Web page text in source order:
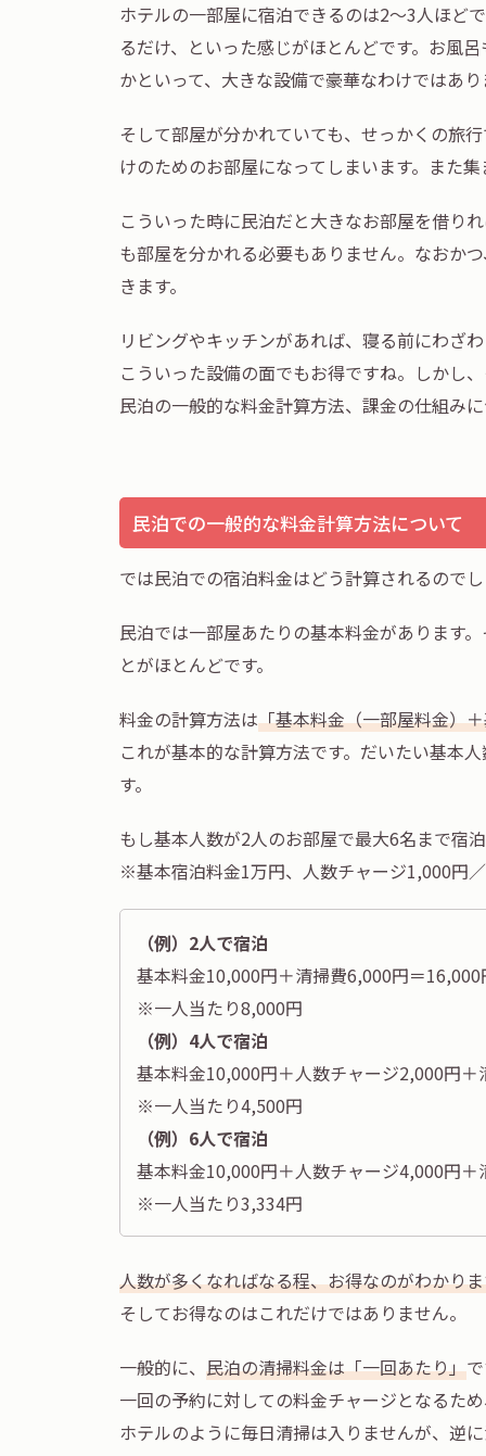
ホテルの一部屋に宿泊できるのは2～3人ほど
るだけ、といった感じがほとんどです。お風
かといって、大きな設備で豪華なわけではあ
そして部屋が分かれていても、せっかくの旅
けのためのお部屋になってしまいます。また
こういった時に民泊だと大きなお部屋を借り
も部屋を分かれる必要もありません。なおか
きます。
リビングやキッチンがあれば、寝る前にわざ
こういった設備の面でもお得ですね。しかし
民泊の一般的な料金計算方法、課金の仕組み
民泊での一般的な料金計算方法について
では民泊での宿泊料金はどう計算されるので
民泊では一部屋あたりの基本料金があります
とがほとんどです。
料金の計算方法は「基本料金（一部屋料金）
これが基本的な計算方法です。だいたい基本
す。
もし基本人数が2人のお部屋で最大6名まで宿
※基本宿泊料金1万円、人数チャージ1,000円
（例）2人で宿泊
基本料金10,000円＋清掃費6,000円＝16,000
※一人当たり8,000円
（例）4人で宿泊
基本料金10,000円＋人数チャージ2,000円
※一人当たり4,500円
（例）6人で宿泊
基本料金10,000円＋人数チャージ4,000円
※一人当たり3,334円
人数が多くなればなる程、お得なのがわかり
そしてお得なのはこれだけではありません。
一般的に、 民泊の清掃料金は「一回あたり」
一回の予約に対しての料金チャージとなるた
ホテルのように毎日清掃は入りませんが、逆